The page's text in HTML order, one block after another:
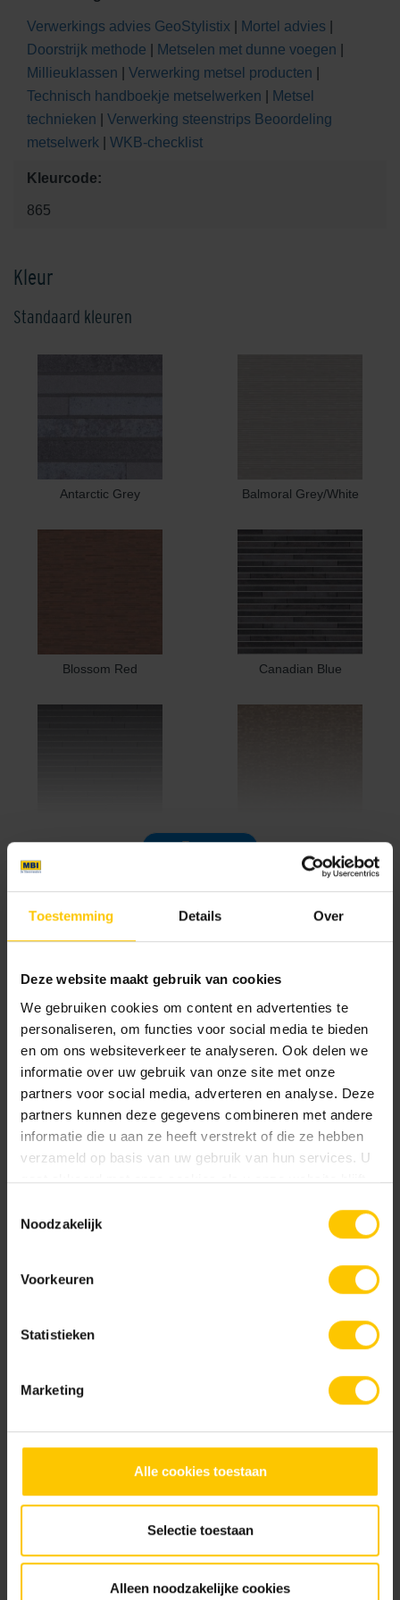
Toestemming Details Over
Deze website maakt gebruik van cookies
We gebruiken cookies om content en advertenties te
personaliseren, om functies voor social media te bieden
en om ons websiteverkeer te analyseren. Ook delen we
informatie over uw gebruik van onze site met onze
partners voor social media, adverteren en analyse. Deze
partners kunnen deze gegevens combineren met andere
informatie die u aan ze heeft verstrekt of die ze hebben
verzameld op basis van uw gebruik van hun services. U
gaat akkoord met onze cookies als u onze website blijft
Noodzakelijk
Voorkeuren
Statistieken
Marketing
Alle cookies toestaan
Selectie toestaan
Alleen noodzakelijke cookies
Verwerkings advies GeoStylistix Mortel advies
Doorstrijk methode
Metselen met dunne voegen
Millieuklassen
Verwerking metsel producten
Technisch handboekje metselwerken
Metsel
technieken
Verwerking steenstrips Beoordeling
metselwerk
WKB-checklist
Kleurcode:
865
Kleur
Standaard kleuren
Antarctic Grey Balmoral Grey/White
Blossom Red Canadian Blue
Charcoal Cream/Brown
Toon meer
Documentatie
CE-certificaat betonmetselstenen
Brochures
Bouwassortiment
Metselwerken Handboek
Bekijk
Infoboekje GeoStylistix